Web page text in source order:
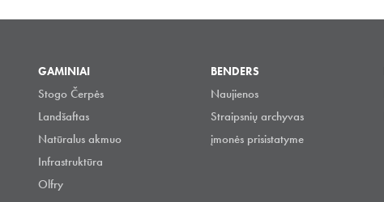
GAMINIAI
Stogo Čerpės
Landšaftas
Natūralus akmuo
Infrastruktūra
Olfry
BENDERS
Naujienos
Straipsnių archyvas
įmonės prisistatyme